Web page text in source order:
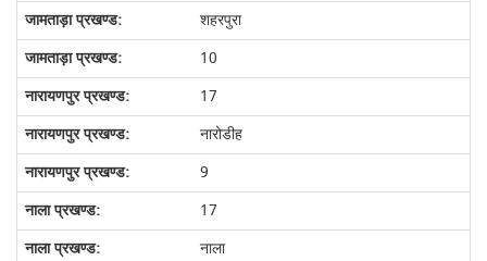
शहरपुरा
10
17
नारोडीह
9
17
नाला